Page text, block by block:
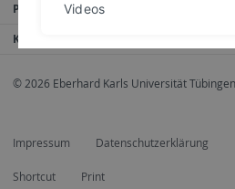
Portale
Kontaktinfo
© 2026 Eberhard Karls Universität
Impressum Datenschutzerklärung
Shortcut Print
Videos
Legal details